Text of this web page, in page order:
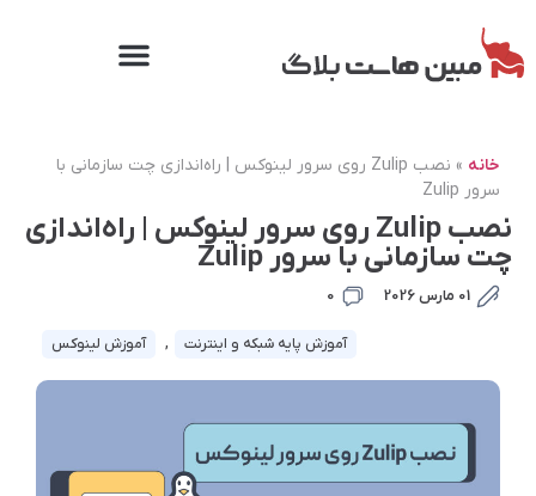
خانه»
نصب Zulip روی سرور لینوکس | راه‌اندازی چت سازمانی با
سرور Zulip
نصب Zulip روی سرور لینوکس | راه‌اندازی
چت سازمانی با سرور Zulip
01 مارس 2026 0
آموزش پایه شبکه و اینترنت , آموزش لینوکس